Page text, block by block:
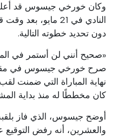
وكان خورخي جيسوس قد أعلن
النادي في 21 مايو،
دون تحديد خطوته التالية.
«صحيح أنني لن أستمر في
نهاية المباراة التي ضمنت
كان مخططًا له منذ بداية
أوضح جيسوس، الذي فاز بلقبه
والعشرين، أنه رفض